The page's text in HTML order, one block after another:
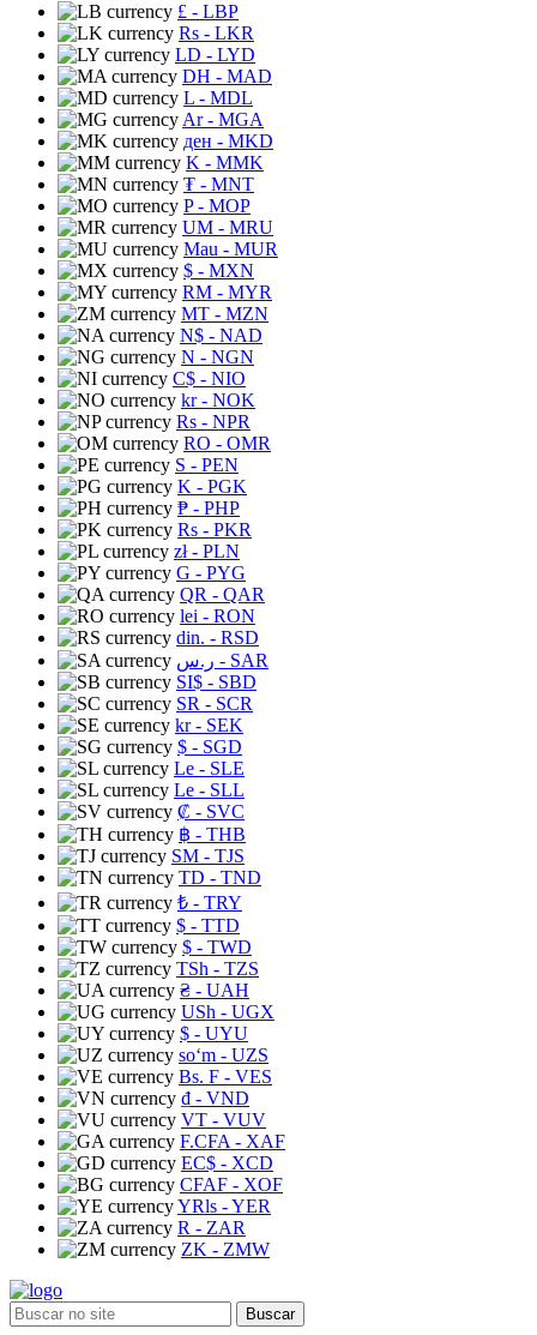
£ - LBP
Rs - LKR
LD - LYD
DH - MAD
L - MDL
Ar- MGA
ден - MKD
K - MMK
₮ - MNT
P- MOP
UM - MRU
Mau - MUR
$ - MXN
RM - MYR
MT - MZN
N$ - NAD
N - NGN
C$ - NIO
kr- NOK
Rs - NPR
RO - OMR
S - PEN
K - PGK
₱ - PHP
Rs - PKR
zł- PLN
G - PYG
QR - QAR
lei - RON
din. - RSD
ر.س - SAR
SI$ - SBD
SR - SCR
kr- SEK
$ - SGD
Le - SLE
Le - SLL
₡ - SVC
฿ - THB
ЅМ - TJS
TD - TND
₺ - TRY
$ - TTD
$ - TWD
TSh - TZS
₴ - UAH
USh - UGX
$ - UYU
soʻm - UZS
Bs. F - VES
₫ - VND
VT - VUV
F.CFA - XAF
EC$ - XCD
CFAF - XOF
YRls - YER
R - ZAR
ZK - ZMW
Buscar